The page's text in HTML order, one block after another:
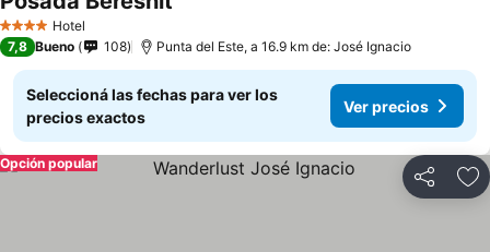
4 EstrellasHotel
7,8 Bueno 108 Punta del Este, a 16.9 km de: José Ignacio
Seleccioná las fechas para ver los
precios exactos
Ver precios
Compartir
Opción popular